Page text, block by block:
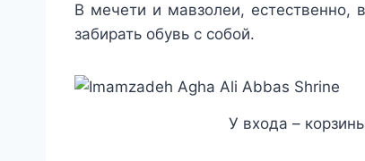
В мечети и мавзолеи, естественно,
забирать обувь с собой.
У входа –